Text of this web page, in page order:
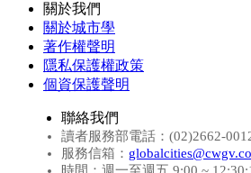
關於我們
關於城市學
著作權聲明
隱私保護權政策
個資保護聲明
聯絡我們
讀者服務部電話：(02)2662-
服務信箱：